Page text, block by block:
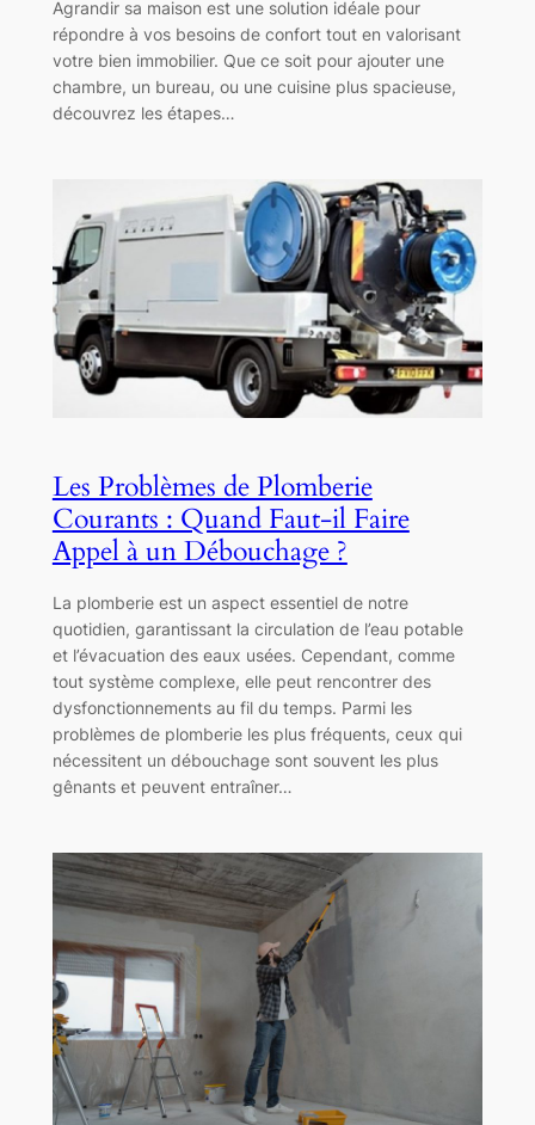
Agrandir sa maison est une solution idéale pour
répondre à vos besoins de confort tout en valorisant
votre bien immobilier. Que ce soit pour ajouter une
chambre, un bureau, ou une cuisine plus spacieuse,
découvrez les étapes…
Les Problèmes de Plomberie
Courants : Quand Faut-il Faire
Appel à un Débouchage ?
La plomberie est un aspect essentiel de notre
quotidien, garantissant la circulation de l’eau potable
et l’évacuation des eaux usées. Cependant, comme
tout système complexe, elle peut rencontrer des
dysfonctionnements au fil du temps. Parmi les
problèmes de plomberie les plus fréquents, ceux qui
nécessitent un débouchage sont souvent les plus
gênants et peuvent entraîner…